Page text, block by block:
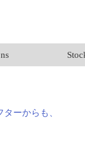
ーからも、